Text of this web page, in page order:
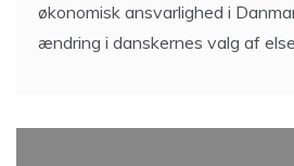
økonomisk ansvarlighed i
ændring i danskernes valg af